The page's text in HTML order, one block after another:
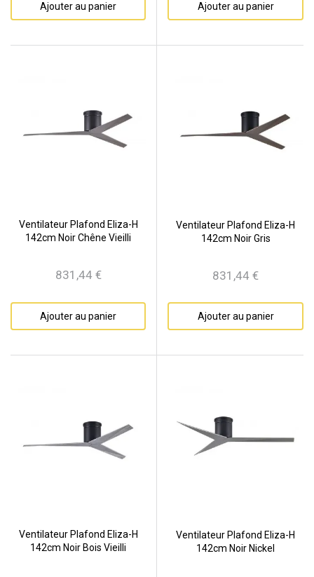
Ajouter au panier Ajouter au panier
Ventilateur Plafond Eliza-H
142cm Noir Chêne Vieilli
Prix
831,44 €
Ajouter au panier
Ventilateur Plafond Eliza-H
142cm Noir Gris
Prix
831,44 €
Ajouter au panier
Ventilateur Plafond Eliza-H
142cm Noir Bois Vieilli
Ventilateur Plafond Eliza-H
142cm Noir Nickel